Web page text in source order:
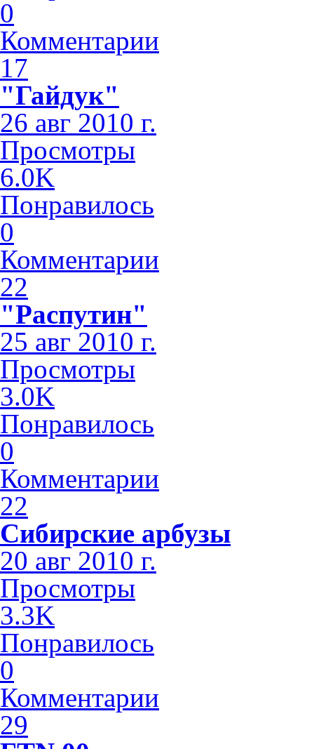
0
Комментарии
17
"Гайдук"
26 авг 2010 г.
Просмотры
6.0K
Понравилось
0
Комментарии
22
"Распутин"
25 авг 2010 г.
Просмотры
3.0K
Понравилось
0
Комментарии
22
Сибирские арбузы
20 авг 2010 г.
Просмотры
3.3K
Понравилось
0
Комментарии
29